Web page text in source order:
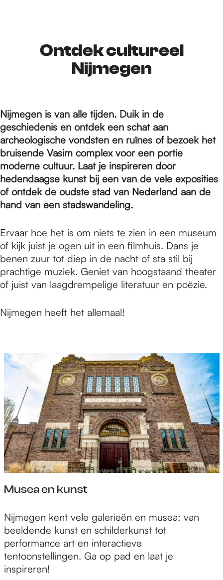
Ontdek cultureel
Nijmegen
Nijmegen is van alle tijden. Duik in de
geschiedenis en ontdek een schat aan
archeologische vondsten en ruïnes of bezoek het
bruisende Vasim complex voor een portie
moderne cultuur. Laat je inspireren door
hedendaagse kunst bij een van de vele exposities
of ontdek de oudste stad van Nederland aan de
hand van een stadswandeling.
Ervaar hoe het is om niets te zien in een museum
of kijk juist je ogen uit in een filmhuis. Dans je
benen zuur tot diep in de nacht of sta stil bij
prachtige muziek. Geniet van hoogstaand theater
of juist van laagdrempelige literatuur en poëzie.
Nijmegen heeft het allemaal!
Musea en kunst
M
u
s
e
a
Nijmegen kent vele galerieën en musea: van
beeldende kunst en schilderkunst tot
performance art en interactieve
tentoonstellingen. Ga op pad en laat je
inspireren!